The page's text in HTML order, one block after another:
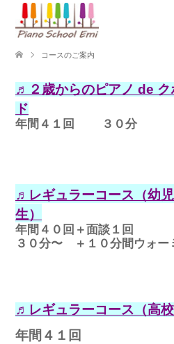
コースのご案内
♬２歳からのピアノ de ク
ド
年間４１回 ３０分
♬レギュラーコース（幼
生）
年間４０回＋面談１回
３０分〜 ＋１０分間ウォー
♬レギュラーコース（高校
年間４１回